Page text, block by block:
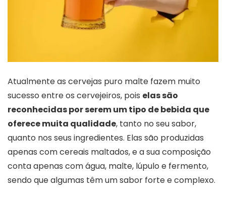
Atualmente as cervejas puro malte fazem muito
sucesso entre os cervejeiros, pois elas são
reconhecidas por serem um tipo de bebida que
oferece muita qualidade, tanto no seu sabor,
quanto nos seus ingredientes. Elas são produzidas
apenas com cereais maltados, e a sua composição
conta apenas com água, malte, lúpulo e fermento,
sendo que algumas têm um sabor forte e complexo.